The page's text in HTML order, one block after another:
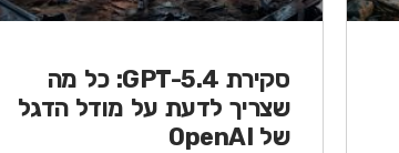
סקירת GPT-5.4: כל מה
שצריך לדעת על מודל הדגל
של OpenAI